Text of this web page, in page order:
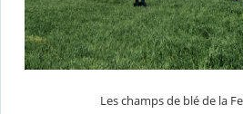
Les champs de blé de la